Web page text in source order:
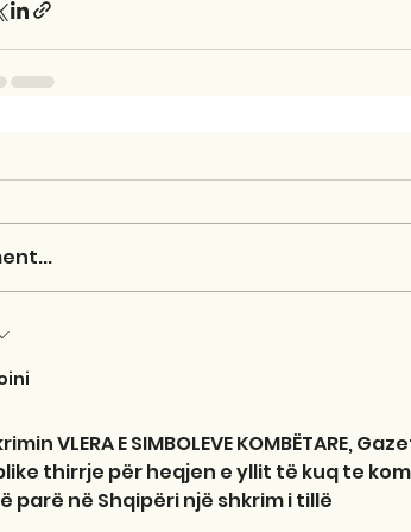
VLERA E SIMBOLEVE KOMBËTARE,
thirrje për heqjen e yllit të kuq te
parë në Shqipëri një shkrim i tillë